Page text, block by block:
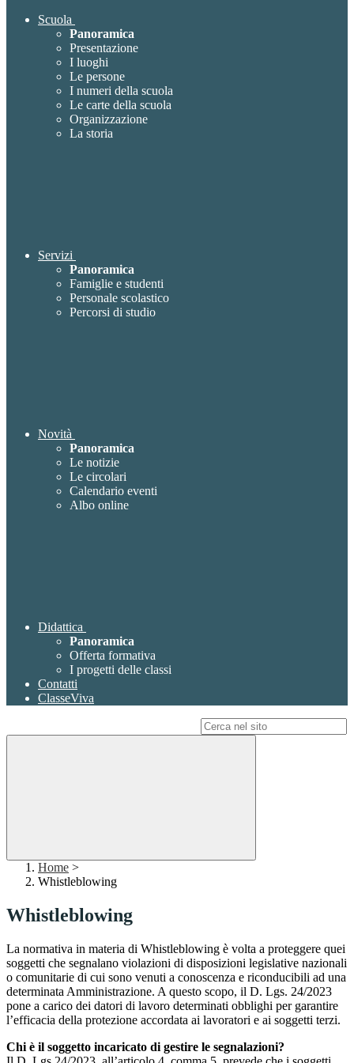
Scuola
Panoramica
Presentazione
I luoghi
Le persone
I numeri della scuola
Le carte della scuola
Organizzazione
La storia
Servizi
Panoramica
Famiglie e studenti
Personale scolastico
Percorsi di studio
Novità
Panoramica
Le notizie
Le circolari
Calendario eventi
Albo online
Didattica
Panoramica
Offerta formativa
I progetti delle classi
Contatti
ClasseViva
Home >
Whistleblowing
Whistleblowing
La normativa in materia di Whistleblowing è volta a proteggere quei
soggetti che segnalano violazioni di disposizioni legislative nazionali
o comunitarie di cui sono venuti a conoscenza e riconducibili ad una
determinata Amministrazione. A questo scopo, il D. Lgs. 24/2023
pone a carico dei datori di lavoro determinati obblighi per garantire
l’efficacia della protezione accordata ai lavoratori e ai soggetti terzi.
Chi è il soggetto incaricato di gestire le segnalazioni?